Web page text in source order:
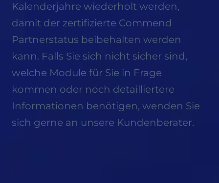
Kalenderjahre wiederholt werden,
damit der zertifizierte Commend
Partnerstatus beibehalten werden
kann. Falls Sie sich nicht sicher sind,
welche Module für Sie in Frage
kommen oder noch detailliertere
Informationen benötigen, wenden Sie
sich gerne an unsere Kundenberater.